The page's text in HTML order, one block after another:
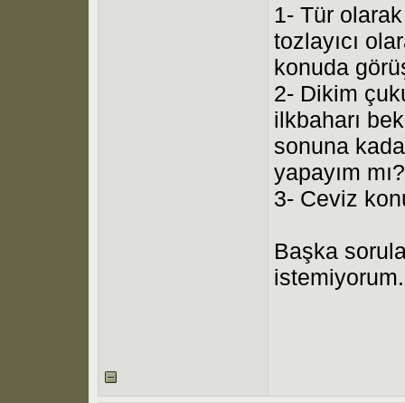
1- Tür
tozlayıcı
konuda
2- Dikim
ilkbaharı
sonuna
yapayım mı?
3- Ceviz
Başka